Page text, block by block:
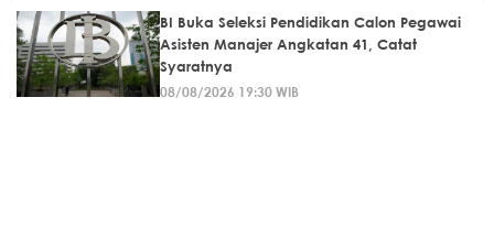
BI Buka Seleksi Pendidikan Calon Pegawai
Asisten Manajer Angkatan 41, Catat
Syaratnya
08/08/2026 19:30 WIB